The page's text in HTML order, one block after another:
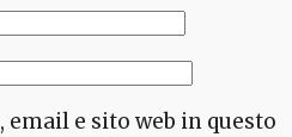
email e sito web in questo